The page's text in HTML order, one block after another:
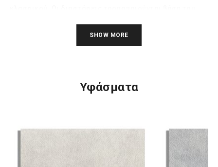
πραγματοποιείται στο εργοστάσιο της εταιρίας μας.
SHOW MORE
Υφάσματα